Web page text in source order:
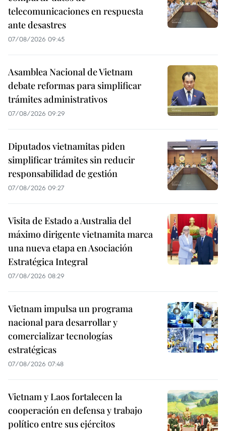
telecomunicaciones en respuesta
ante desastres
07/08/2026 09:45
Asamblea Nacional de Vietnam
debate reformas para simplificar
trámites administrativos
07/08/2026 09:29
Diputados vietnamitas piden
simplificar trámites sin reducir
responsabilidad de gestión
07/08/2026 09:27
Visita de Estado a Australia del
máximo dirigente vietnamita marca
una nueva etapa en Asociación
Estratégica Integral
07/08/2026 08:29
Vietnam impulsa un programa
nacional para desarrollar y
comercializar tecnologías
estratégicas
07/08/2026 07:48
Vietnam y Laos fortalecen la
cooperación en defensa y trabajo
político entre sus ejércitos